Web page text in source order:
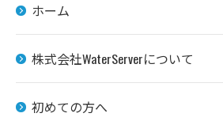
ホーム
株式会社WaterServerについて
初めての方へ